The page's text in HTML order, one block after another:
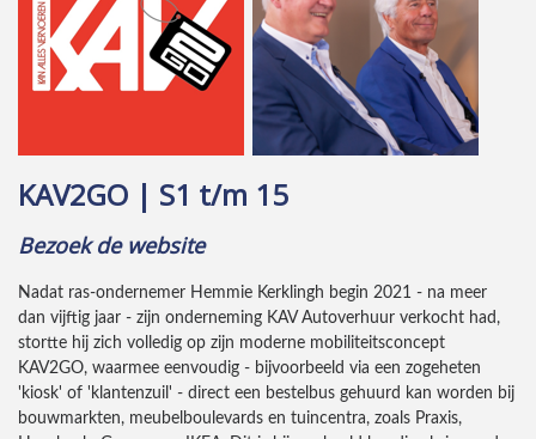
KAV2GO | S1 t/m 15
Bezoek de website
Nadat ras-ondernemer Hemmie Kerklingh begin 2021 - na meer
dan vijftig jaar - zijn onderneming KAV Autoverhuur verkocht had,
stortte hij zich volledig op zijn moderne mobiliteitsconcept
KAV2GO, waarmee eenvoudig - bijvoorbeeld via een zogeheten
'kiosk' of 'klantenzuil' - direct een bestelbus gehuurd kan worden bij
bouwmarkten, meubelboulevards en tuincentra, zoals Praxis,